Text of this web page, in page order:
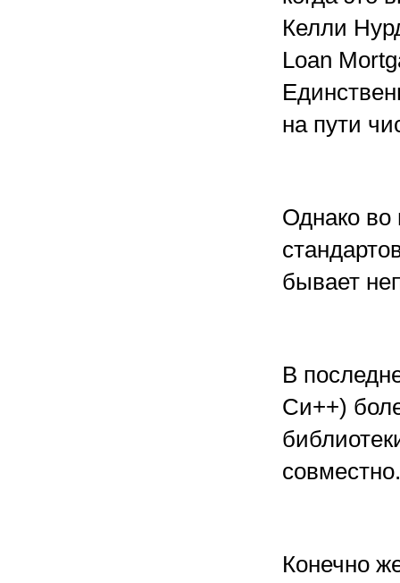
Келли
Loan
на пути
Однако во
бывает
В
Си++)
Конечно